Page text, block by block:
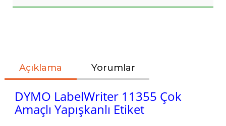
Açıklama Yorumlar
DYMO LabelWriter 11355 Çok
Amaçlı Yapışkanlı Etiket